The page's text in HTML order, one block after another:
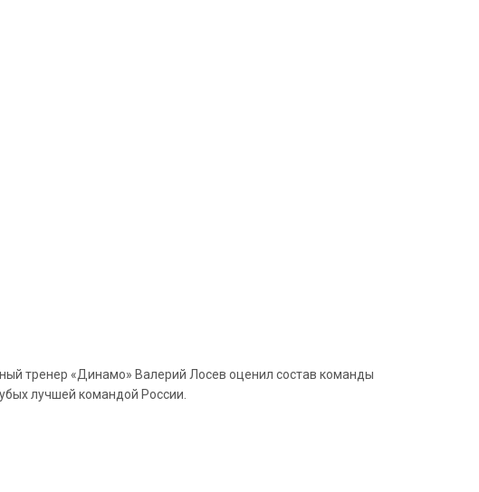
тренер «Динамо» Валерий Лосев оценил состав команды
лучшей командой России.